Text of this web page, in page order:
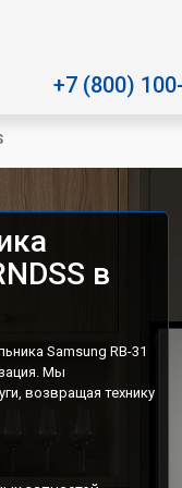
+7 (800)
в
Samsung RB-31
Мы
возвращая технику